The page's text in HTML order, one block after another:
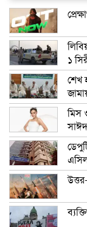
১
শেখ
মিস
সাঈদ